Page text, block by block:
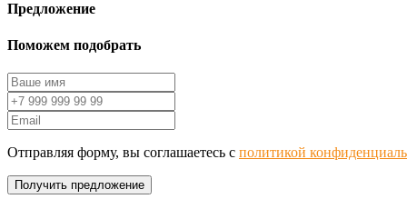
Предложение
Поможем подобрать
Отправляя форму, вы соглашаетесь с политикой
Получить предложение